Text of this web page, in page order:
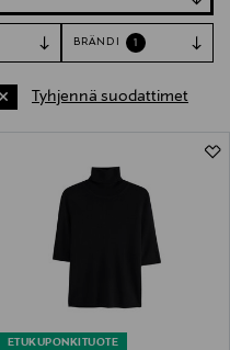
BRÄNDI 1
Tyhjennä suodattimet
ETUKUPONKITUOTE